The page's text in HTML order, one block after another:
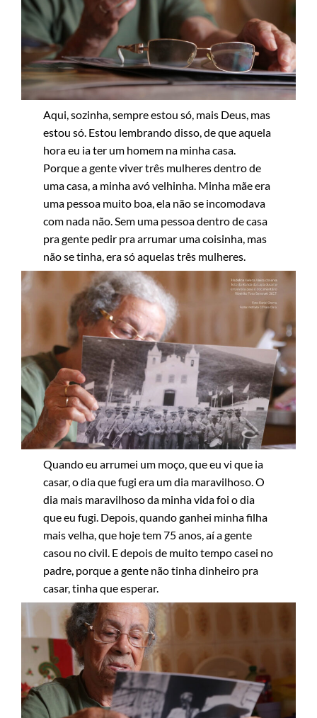
Aqui, sozinha, sempre estou só, mais Deus, mas
estou só. Estou lembrando disso, de que aquela
hora eu ia ter um homem na minha casa.
Porque a gente viver três mulheres dentro de
uma casa, a minha avó velhinha. Minha mãe era
uma pessoa muito boa, ela não se incomodava
com nada não. Sem uma pessoa dentro de casa
pra gente pedir pra arrumar uma coisinha, mas
não se tinha, era só aquelas três mulheres.
Quando eu arrumei um moço, que eu vi que ia
casar, o dia que fugi era um dia maravilhoso. O
dia mais maravilhoso da minha vida foi o dia
que eu fugi. Depois, quando ganhei minha filha
mais velha, que hoje tem 75 anos, aí a gente
casou no civil. E depois de muito tempo casei no
padre, porque a gente não tinha dinheiro pra
casar, tinha que esperar.